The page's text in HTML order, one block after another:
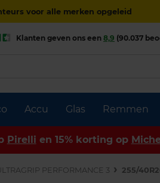
voor alle merken opgeleid
Accu Glas Remmen
Klanten geven ons een 8,9 (90.037
Pirelli en 15% korting op
PERFORMANCE 3 255/